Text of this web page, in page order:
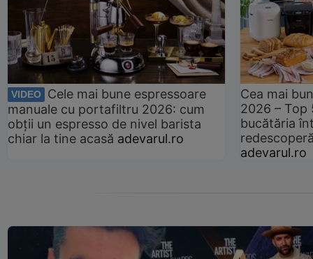
VIDEO
Cele mai bune espressoare
manuale cu portafiltru 2026: cum
obții un espresso de nivel barista
chiar la tine acasă adevarul.ro
Cea mai
2026 –
bucătăria
adevarul.ro